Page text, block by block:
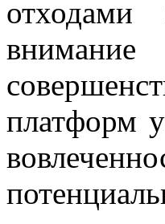
отходами
платформ